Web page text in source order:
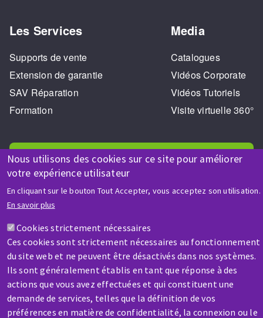
Nous utilisons des cookies sur ce site pour améliorer
votre expérience utilisateur
En cliquant sur le bouton Tout Accepter, vous acceptez son utilisation.
En savoir plus
Cookies strictement nécessaires
Ces cookies sont strictement nécessaires au fonctionnement
du site web et ne peuvent être désactivés dans nos systèmes.
Ils sont généralement établis en tant que réponse à des
actions que vous avez effectuées et qui constituent une
demande de services, telles que la définition de vos
préférences en matière de confidentialité, la connexion ou le
Les Services
Supports de vente
Extension de garantie
SAV Réparation
Formation
Media
Catalogues
Vidéos Corporate
Vidéos Tutoriels
Visite virtuelle 360°
AIDE & CONTACT
Contactez-nous